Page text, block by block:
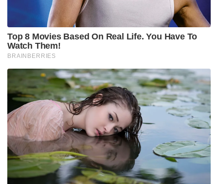
Top 8 Movies Based On Real Life. You Have To
Watch Them!
BRAINBERRIES